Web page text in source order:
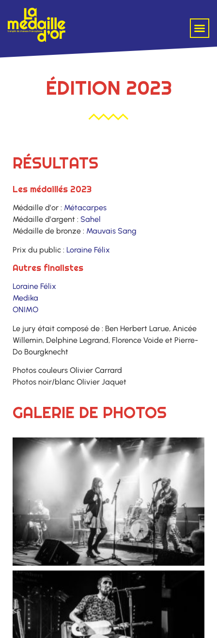
ÉDITION 2023
RÉSULTATS
Les médaillés 2023
Médaille d’or : Métacarpes
Médaille d’argent : Sahel
Médaille de bronze : Mauvais Sang
Prix du public : Loraine Félix
Autres finalistes
Loraine Félix
Medika
ONIMO
Le jury était composé de : Ben Herbert Larue, Anicée
Willemin, Delphine Legrand, Florence Voide et Pierre-
Do Bourgknecht
Photos couleurs Olivier Carrard
Photos noir/blanc Olivier Jaquet
GALERIE DE PHOTOS